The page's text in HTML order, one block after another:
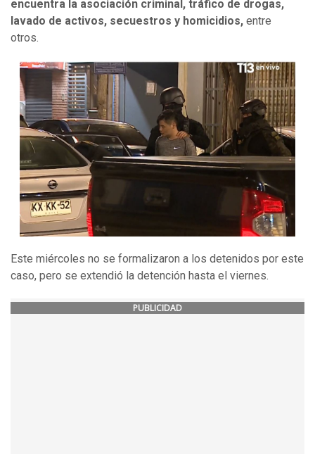
encuentra la asociación criminal, tráfico de drogas,
lavado de activos, secuestros y homicidios, entre
otros.
Este miércoles no se formalizaron a los detenidos por este
caso, pero se extendió la detención hasta el viernes.
PUBLICIDAD